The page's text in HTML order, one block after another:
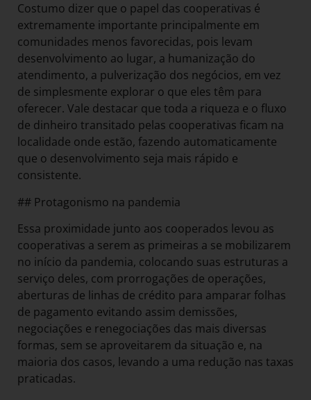
Costumo dizer que o papel das cooperativas é
extremamente importante principalmente em
comunidades menos favorecidas, pois levam
desenvolvimento ao lugar, a humanização do
atendimento, a pulverização dos negócios, em vez
de simplesmente explorar o que eles têm para
oferecer. Vale destacar que toda a riqueza e o fluxo
de dinheiro transitado pelas cooperativas ficam na
localidade onde estão, fazendo automaticamente
que o desenvolvimento seja mais rápido e
consistente.
## Protagonismo na pandemia
Essa proximidade junto aos cooperados levou as
cooperativas a serem as primeiras a se mobilizarem
no início da pandemia, colocando suas estruturas a
serviço deles, com prorrogações de operações,
aberturas de linhas de crédito para amparar folhas
de pagamento evitando assim demissões,
negociações e renegociações das mais diversas
formas, sem se aproveitarem da situação e, na
maioria dos casos, levando a uma redução nas taxas
praticadas.